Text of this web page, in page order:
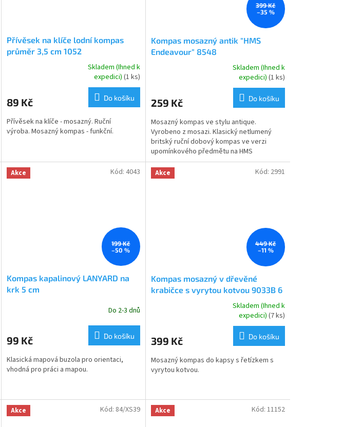
Přívěsek na klíče lodní kompas
průměr 3,5 cm 1052
je
z
5
Skladem (Ihned k
expedici) (1 ks)
89 Kč Do košíku
Přívěsek na klíče - mosazný. Ruční
výroba. Mosazný kompas - funkční.
399 Kč
–35 %
Kompas mosazný antik "HMS
Endeavour" 8548
je
z
5
hvězdiček.
Skladem (Ihned k
expedici) (1 ks)
259 Kč Do košíku
Mosazný kompas ve stylu antique.
Vyrobeno z mosazi. Klasický netlumený
britský ruční dobový kompas ve verzi
upomínkového předmětu na HMS
Endeavour 1764-1778 - loď z první...
Akce
199 Kč
–50 %
Kompas kapalinový LANYARD na
krk 5 cm
Do 2-3 dnů
99 Kč Do košíku
Klasická mapová buzola pro orientaci,
vhodná pro práci a mapou.
Kód: 4043 Akce
449 Kč
–11 %
Kompas mosazný v dřevěné
krabičce s vyrytou kotvou 9033B 6
je
z
5
Skladem (Ihned k
expedici) (7 ks)
399 Kč Do košíku
Mosazný kompas do kapsy s řetízkem s
vyrytou kotvou.
Kód: 2991
Akce Kód: 84/XS39 Akce Kód: 11152